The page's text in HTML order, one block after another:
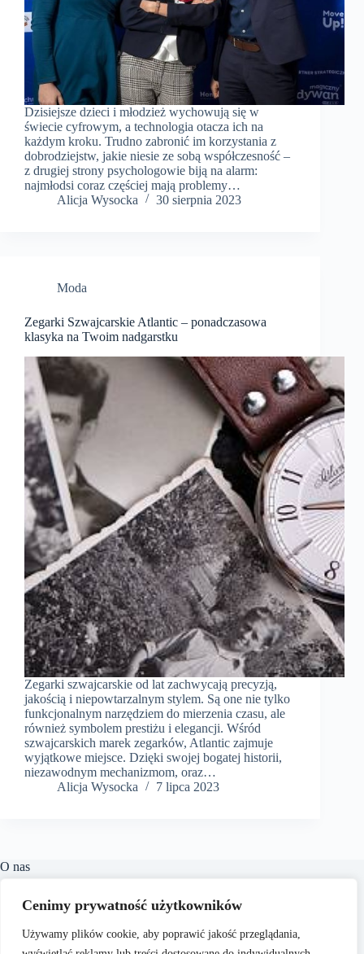
Cenimy prywatność użytkowników
Używamy plików cookie, aby poprawić jakość przeglądania,
Dzisiejsze dzieci i młodzież wychowują się w
świecie cyfrowym, a technologia otacza ich na
każdym kroku. Trudno zabronić im korzystania z
dobrodziejstw, jakie niesie ze sobą współczesność –
z drugiej strony psychologowie biją na alarm:
najmłodsi coraz częściej mają problemy…
​Alicja Wysocka
30 sierpnia 2023
Moda
Zegarki Szwajcarskie Atlantic – ponadczasowa
klasyka na Twoim nadgarstku
Zegarki szwajcarskie od lat zachwycają precyzją,
jakością i niepowtarzalnym stylem. Są one nie tylko
funkcjonalnym narzędziem do mierzenia czasu, ale
również symbolem prestiżu i elegancji. Wśród
szwajcarskich marek zegarków, Atlantic zajmuje
wyjątkowe miejsce. Dzięki swojej bogatej historii,
niezawodnym mechanizmom, oraz…
​Alicja Wysocka
7 lipca 2023
O nas
wachlarz treści z różnych dziedzin, takich jak edukacja,
dostarczanie czytelnikom wartościowych i inspirujących